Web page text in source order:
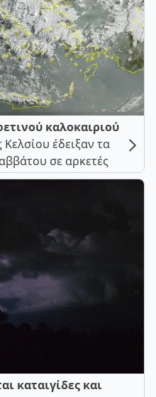
καλοκαιριού
έδειξαν τα
σε αρκετές
καταιγίδες και